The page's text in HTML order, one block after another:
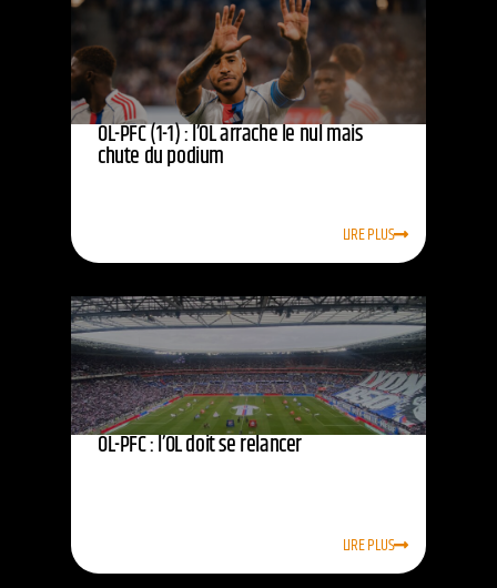
OL-PFC (1-1) : l’OL arrache le nul mais
chute du podium
LIRE PLUS
OL-PFC : l’OL doit se relancer
LIRE PLUS